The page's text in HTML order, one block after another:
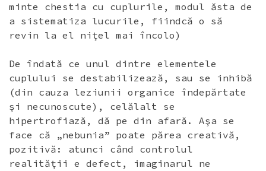
minte chestia cu cuplurile, modul ăsta de
a sistematiza lucurile, fiindcă o să
revin la el niţel mai încolo)
De îndată ce unul dintre elementele
cuplului se destabilizează, sau se inhibă
(din cauza leziunii organice îndepărtate
şi necunoscute), celălalt se
hipertrofiază, dă pe din afară. Aşa se
face că „nebunia” poate părea creativă,
pozitivă: atunci când controlul
realităţii e defect, imaginarul ne